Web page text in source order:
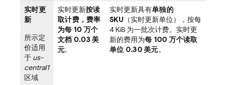
实时更
新
所示定
价适用
于 us-
central1
区域
实时更新按读
取计费，费率
为每 10 万个
文档 0.03 美
元。
实时更新具有单独的
SKU （实时更新单位），按每
4 KiB 为一批次计费。实时更
新的费用为每 100 万个读取
单位 0.30 美元。